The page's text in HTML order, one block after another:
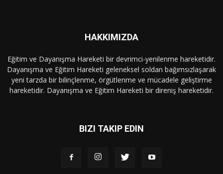
HAKKIMIZDA
Eğitim ve Dayanışma Hareketi bir devrimci-yenilenme hareketidir.
Dayanışma ve Eğitim Hareketi geleneksel soldan bağımsızlaşarak
yeni tarzda bir bilinçlenme, örgütlenme ve mücadele geliştirme
hareketidir. Dayanışma ve Eğitim Hareketi bir direniş hareketidir.
BIZI TAKIP EDIN